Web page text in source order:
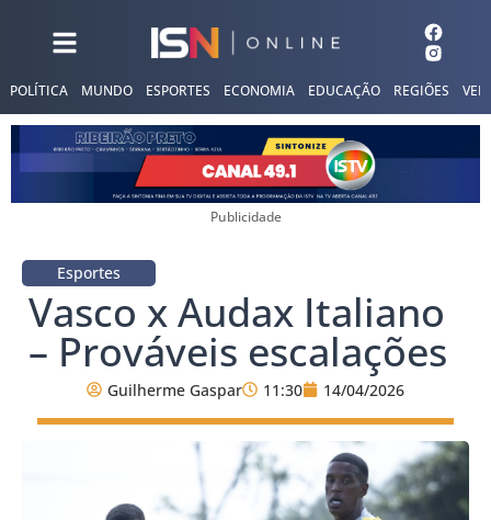
POLÍTICA MUNDO ESPORTES ECONOMIA EDUCAÇÃO REGIÕES
Publicidade
Esportes
Vasco x Audax Italiano
– Prováveis escalações
Guilherme Gaspar 11:30 14/04/2026